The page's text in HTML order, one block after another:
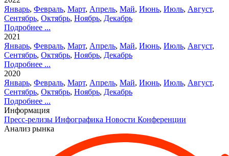
Январь, Февраль, Март, Апрель, Май, Июнь, Июль, Август,
Сентябрь, Октябрь, Ноябрь, Декабрь
Подробнее ...
2021
Январь, Февраль, Март, Апрель, Май, Июнь, Июль, Август,
Сентябрь, Октябрь, Ноябрь, Декабрь
Подробнее ...
2020
Январь, Февраль, Март, Апрель, Май, Июнь, Июль, Август,
Сентябрь, Октябрь, Ноябрь, Декабрь
Подробнее ...
Информация
Пресс-релизы Инфографика Новости Конференции
Анализ рынка